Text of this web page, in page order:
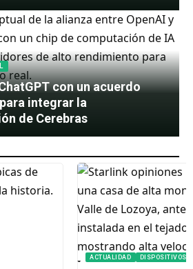
con un acuerdo
integrar la
de Cerebras
ACTUALIDAD DISPOSITIVOS